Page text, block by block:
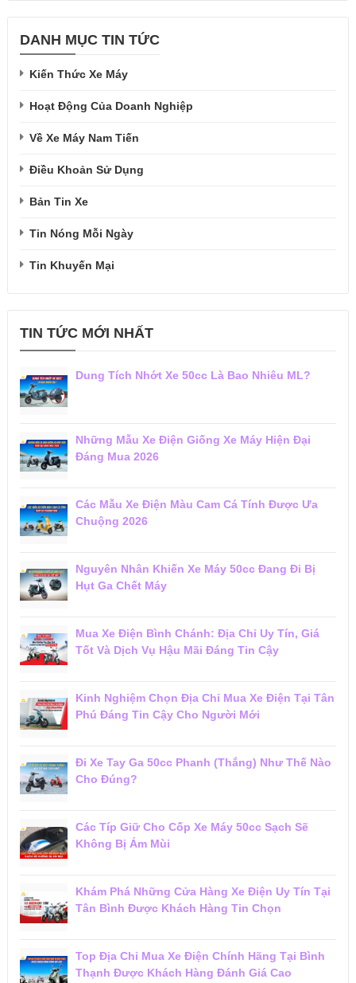
DANH MỤC TIN TỨC
Kiến Thức Xe Máy
Hoạt Động Của Doanh Nghiệp
Về Xe Máy Nam Tiến
Điều Khoản Sử Dụng
Bản Tin Xe
Tin Nóng Mỗi Ngày
Tin Khuyến Mại
TIN TỨC MỚI NHẤT
Dung Tích Nhớt Xe 50cc Là Bao Nhiêu ML?
Những Mẫu Xe Điện Giống Xe Máy Hiện Đại
Đáng Mua 2026
Các Mẫu Xe Điện Màu Cam Cá Tính Được Ưa
Chuộng 2026
Nguyên Nhân Khiến Xe Máy 50cc Đang Đi Bị
Hụt Ga Chết Máy
Mua Xe Điện Bình Chánh: Địa Chỉ Uy Tín, Giá
Tốt Và Dịch Vụ Hậu Mãi Đáng Tin Cậy
Kinh Nghiệm Chọn Địa Chỉ Mua Xe Điện Tại Tân
Phú Đáng Tin Cậy Cho Người Mới
Đi Xe Tay Ga 50cc Phanh (Thắng) Như Thế Nào
Cho Đúng?
Các Típ Giữ Cho Cốp Xe Máy 50cc Sạch Sẽ
Không Bị Ám Mùi
Khám Phá Những Cửa Hàng Xe Điện Uy Tín Tại
Tân Bình Được Khách Hàng Tin Chọn
Top Địa Chỉ Mua Xe Điện Chính Hãng Tại Bình
Thạnh Được Khách Hàng Đánh Giá Cao